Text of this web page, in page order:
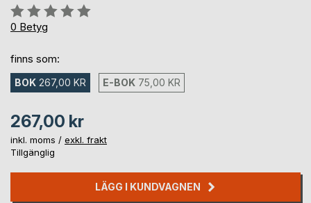
Betyg::
0%
0 Betyg
finns som:
BOK 267,00 KR E-BOK 75,00 KR
267,00 kr
inkl. moms / exkl. frakt
Tillgänglig
LÄGG I KUNDVAGNEN